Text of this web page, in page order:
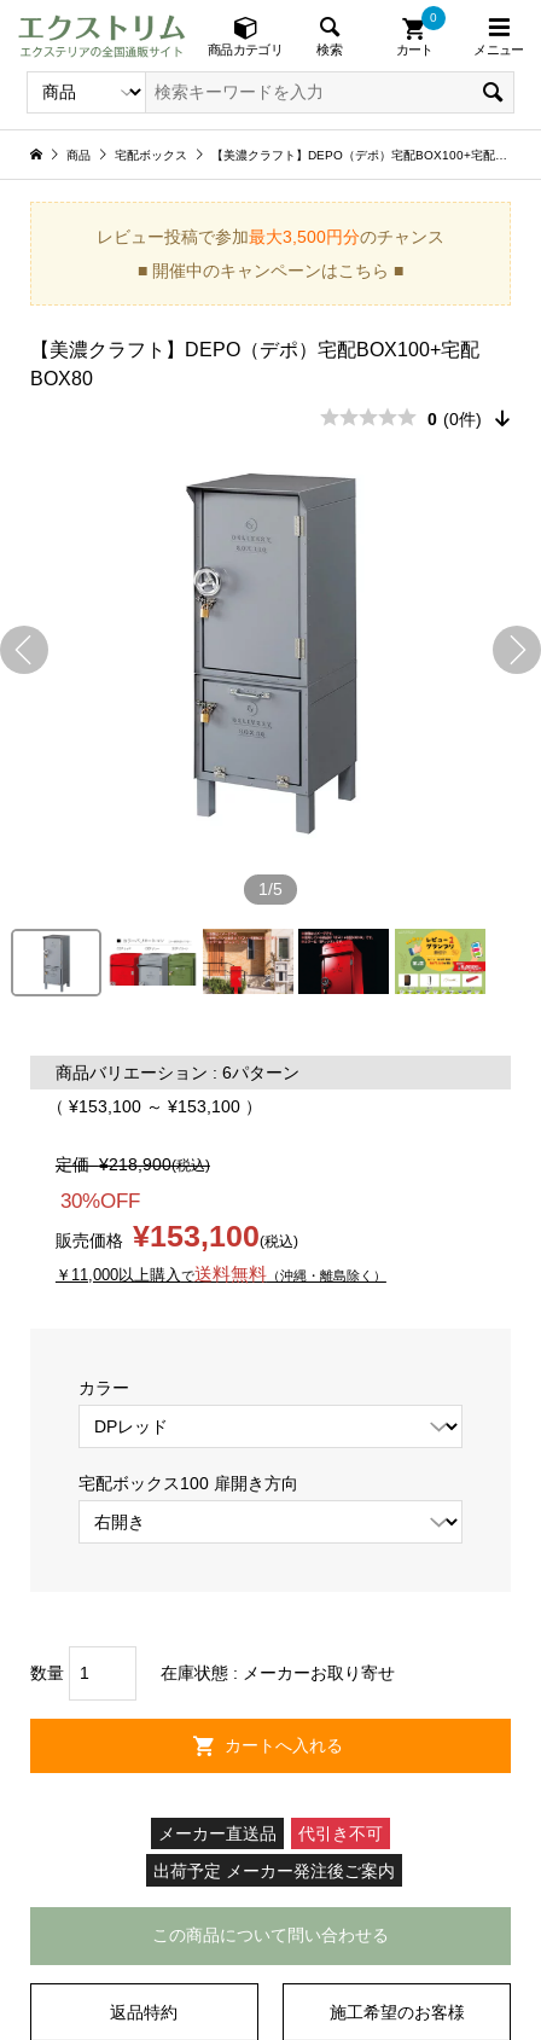
商品カテゴリ 検索 カート
0
メニュー
商品 宅配ボックス 【美濃クラフト】DEPO（デポ）宅配BOX100+宅配BOX80
レビュー投稿で参加最大3,500円分のチャンス
■ 開催中のキャンペーンはこちら ■
【美濃クラフト】DEPO（デポ）宅配BOX100+宅配
BOX80
0 (0件)
1/5
商品バリエーション : 6パターン
（ ¥153,100 ～ ¥153,100 ）
定価¥218,900(税込)
30%OFF
販売価格 ¥153,100(税込)
￥11,000以上購入 で送料無料（沖縄・離島除く）
カラー
宅配ボックス100 扉開き方向
数量 在庫状態 : メーカーお取り寄せ
メーカー直送品
代引き不可
出荷予定 メーカー発注後ご案内
この商品について問い合わせる
返品特約 施工希望のお客様